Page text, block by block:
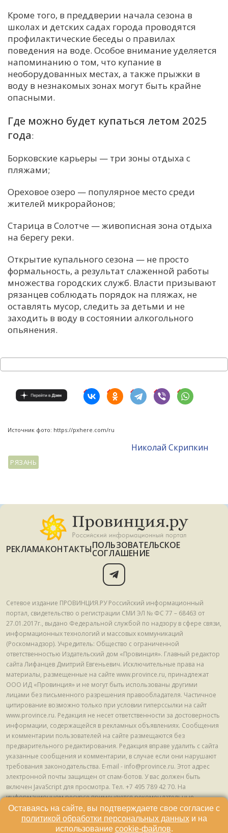
Кроме того, в преддверии начала сезона в
школах и детских садах города проводятся
профилактические беседы о правилах
поведения на воде. Особое внимание уделяется
напоминанию о том, что купание в
необорудованных местах, а также прыжки в
воду в незнакомых зонах могут быть крайне
опасными.
Где можно будет купаться летом 2025
года:
Борковские карьеры — три зоны отдыха с
пляжами;
Ореховое озеро — популярное место среди
жителей микрорайонов;
Старица в Солотче — живописная зона отдыха
на берегу реки.
Открытие купального сезона — не просто
формальность, а результат слаженной работы
множества городских служб. Власти призывают
рязанцев соблюдать порядок на пляжах, не
оставлять мусор, следить за детьми и не
заходить в воду в состоянии алкогольного
опьянения.
Источник фото: https://pxhere.com/ru
Николай Скрипкин
РЯЗАНЬ
РЕКЛАМАКОНТАКТЫПОЛЬЗОВАТЕЛЬСКОЕ
СОГЛАШЕНИЕ
Сетевое издание ПРОВИНЦИЯ.РУ Российский информационный
портал, свидетельство о регистрации СМИ ЭЛ № ФС 77 – 68463 от
27.01.2017г., выдано Федеральной службой по надзору в сфере связи,
информационных технологий и массовых коммуникаций
(Роскомнадзор). Учредитель: Общество с ограниченной
ответственностью Издательский дом «Провинция». Главный редактор
сайта Лифанцев Дмитрий Евгеньевич. Исключительные права на
материалы, размещенные на сайте www.province.ru, принадлежат
ООО ИД «Провинция» и не могут быть использованы другими
лицами без письменного разрешения правообладателя. Частичное
цитирование возможно только при условии гиперссылки на сайт
www.province.ru. Редакция не несет ответственности за достоверность
информации, содержащейся в рекламных объявлениях. Сообщения
и комментарии пользователей на сайте размещаются без
предварительного редактирования. Редакция вправе удалить с сайта
указанные сообщения и комментарии, в случае если они нарушают
требования законодательства. E-mail - info@province.ru. Этот адрес
электронной почты защищен от спам-ботов. У вас должен быть
включен JavaScript для просмотра. Tел. +7 495 789 42 70. На
информационном ресурсе применяются рекомендательные
технологии (информационные технологии предоставления
информации на основе сбора, систематизации и анализа сведений,
относящихся к предпочтениям пользователей сети "Интернет",
Оставаясь на сайте, вы подтверждаете свое согласие с
политикой обработки персональных данныхи на
использование cookie-файлов.